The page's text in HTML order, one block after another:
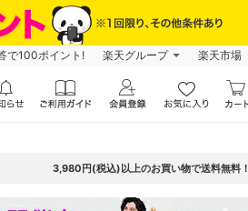
で100ポイント! 楽天グループ 楽天市場
3,980円(税込)以上のお買い物で送料無料！